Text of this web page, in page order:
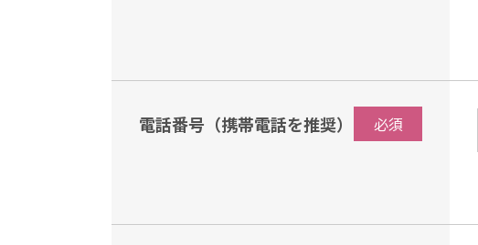
電話番号（携帯電話を推奨） 必須